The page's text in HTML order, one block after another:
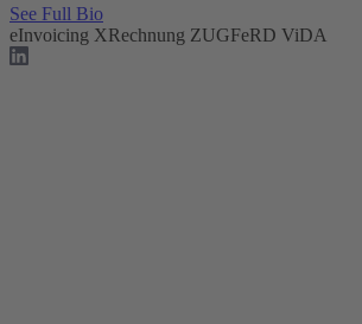
See Full Bio
eInvoicing XRechnung ZUGFeRD ViDA